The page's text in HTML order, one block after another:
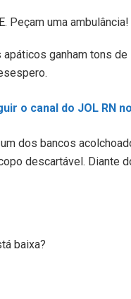
Peçam uma ambulância!
ganham tons
o canal do JOL RN
dos bancos
descartável. Diante
baixa?